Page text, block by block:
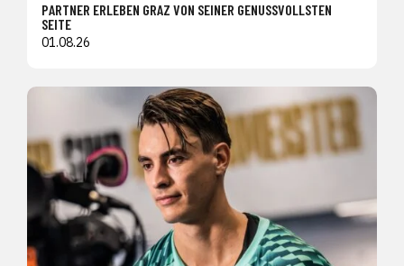
PARTNER ERLEBEN GRAZ VON SEINER GENUSSVOLLSTEN
SEITE
01.08.26